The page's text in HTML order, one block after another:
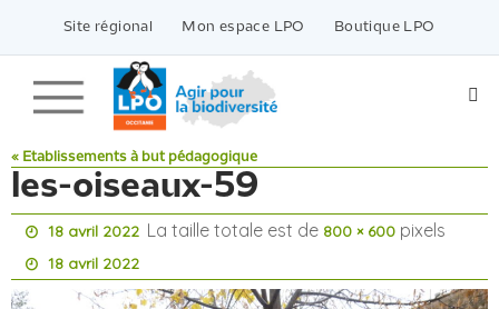
contenu
Site régional Mon espace LPO Boutique LPO
« Etablissements à but pédagogique
les-oiseaux-59
18 avril 2022 La taille totale est de 800 × 600 pixels
18 avril 2022